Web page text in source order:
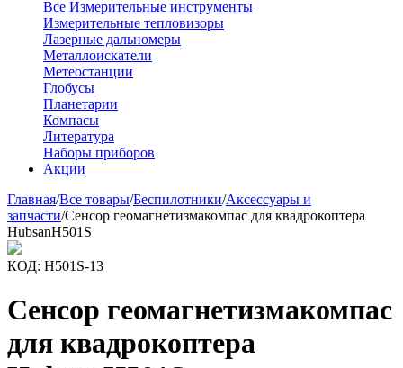
Все Измерительные инструменты
Измерительные тепловизоры
Лазерные дальномеры
Металлоискатели
Метеостанции
Глобусы
Планетарии
Компасы
Литература
Наборы приборов
Акции
Главная/Все товары/Беспилотники/Аксессуары и
запчасти/Сенсор геомагнетизмакомпас для квадрокоптера
HubsanH501S
КОД: H501S-13
Сенсор геомагнетизмакомпас
для квадрокоптера